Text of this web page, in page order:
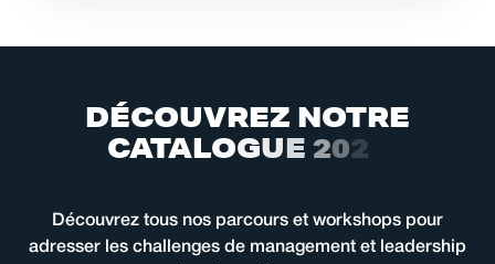
DÉCOUVREZ NOTRE
CATALOGUE 202
Découvrez tous nos parcours et workshops pour
adresser les challenges de management et leadership